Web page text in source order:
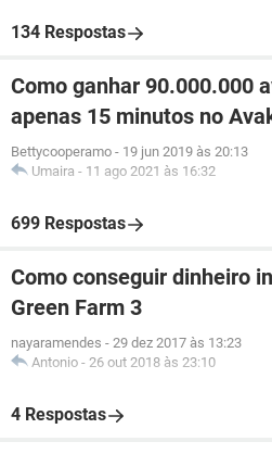
134 Respostas
Como ganhar 90.000.000
apenas 15 minutos no
Bettycooperamo - 19 jun 2019 às 20:13
Umaira - 11 ago 2021 às 16:32
699 Respostas
Como conseguir dinheiro
Green Farm 3
nayaramendes - 29 dez 2017 às 13:23
Antonio - 26 out 2018 às 23:10
4 Respostas